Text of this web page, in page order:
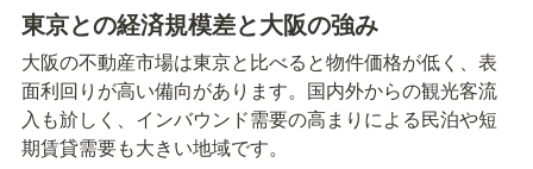
東京との経済規模差と大阪の強み
大阪の不動産市場は東京と比べると物件価格が低く、表
面利回りが高い備向があります。国内外からの観光客流
入も斺しく、インバウンド需要の高まりによる民泊や短
期賃貸需要も大きい地域です。